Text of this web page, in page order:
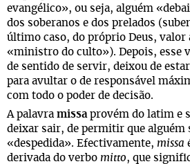
evangélico», ou seja, alguém
dos soberanos e dos prelados
último caso, do próprio Deus, valor
«ministro do culto»). Depois, esse
de sentido de servir, deixou de
para avultar o de responsável
com todo o poder de decisão.
A palavra missaprovém do latim e
deixar sair, de permitir que alguém
«despedida». Efectivamente, missa
derivada do verbo mitto, que